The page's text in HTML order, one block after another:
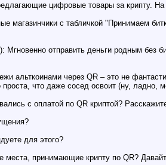
цифровые товары за крипту. На
магазинчики с табличкой "Принимаем
Мгновенно отправить деньги родным
альткоинами через QR – это не
проста, что даже сосед освоит (ну, ладно,
с оплатой по QR криптой?
для этого?
места, принимающие крипту по QR?